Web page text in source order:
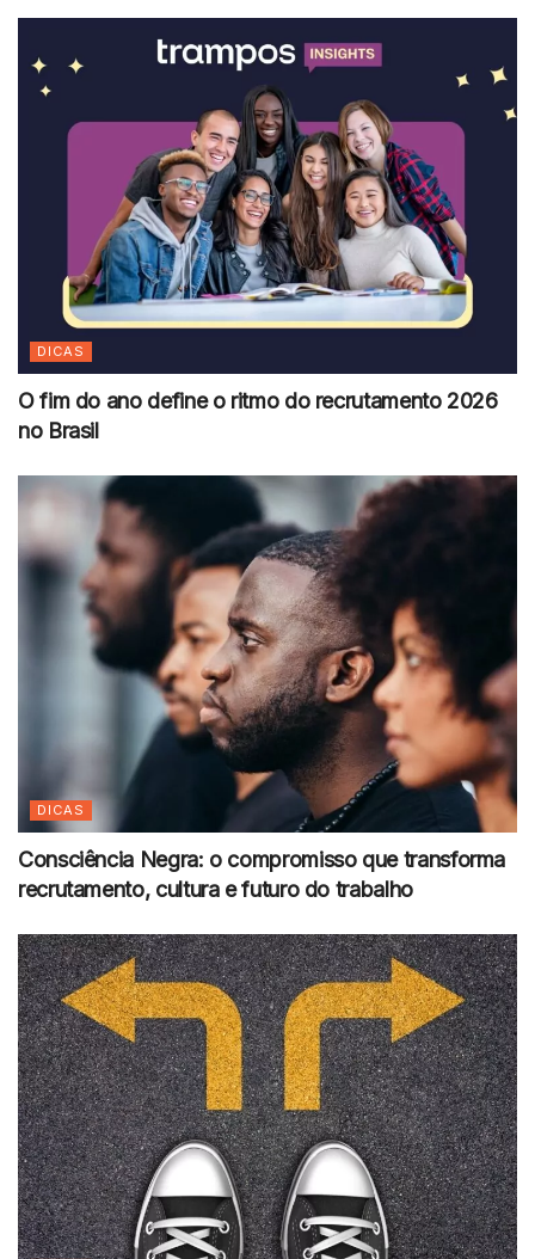
DICAS
O fim do ano define o ritmo do recrutamento 2026
no Brasil
DICAS
Consciência Negra: o compromisso que transforma
recrutamento, cultura e futuro do trabalho